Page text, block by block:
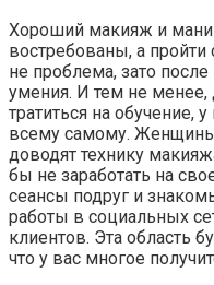
Хороший макияж и
востребованы, а
не проблема, зато
умения. И тем не
тратиться на обучение,
всему самому. Женщины
доводят технику
бы не заработать на
сеансы подруг и
работы в социальных
клиентов. Эта область
что у вас многое